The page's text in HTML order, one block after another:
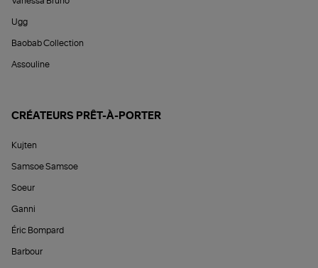
Ugg
Baobab Collection
Assouline
CRÉATEURS PRÊT-À-PORTER
Kujten
Samsoe Samsoe
Soeur
Ganni
Éric Bompard
Barbour